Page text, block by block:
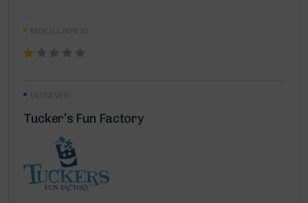
MOEILIJKHEID
UITGEVER:
Tucker’s Fun Factory